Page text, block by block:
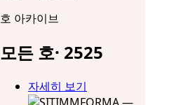
호 아카이브
모든 호· 2525
자세히 보기